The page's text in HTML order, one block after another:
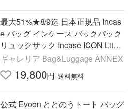
最大51%★8/9迄 日本正規品 Incas
e バッグ インケース バックパック
リュックサック Incase ICON Lite
Pack メンズ
ギャレリア Bag&Luggage ANNEX
19,800円 送料無料
公式 Evoon ととのうトート バッグ